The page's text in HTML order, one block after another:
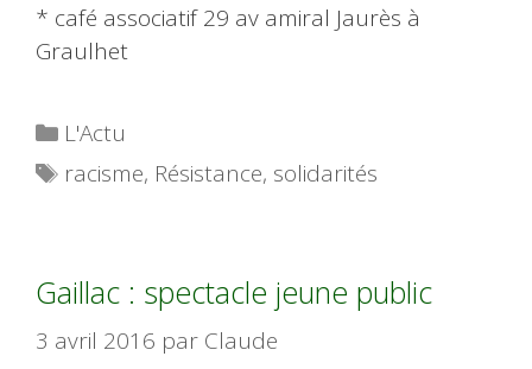
* café associatif 29 av amiral Jaurès à
Graulhet
Catégories
L'Actu
Étiquettes
racisme, Résistance, solidarités
Gaillac : spectacle jeune public
3 avril 2016 par Claude